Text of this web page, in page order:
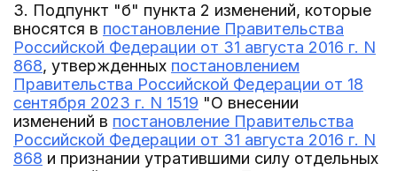
3. Подпункт "б" пункта 2 изменений, которые
вносятся в постановление Правительства
Российской Федерации от 31 августа 2016 г. N
868, утвержденных постановлением
Правительства Российской Федерации от 18
сентября 2023 г. N 1519 "О внесении
изменений в постановление Правительства
Российской Федерации от 31 августа 2016 г. N
868 и признании утратившими силу отдельных